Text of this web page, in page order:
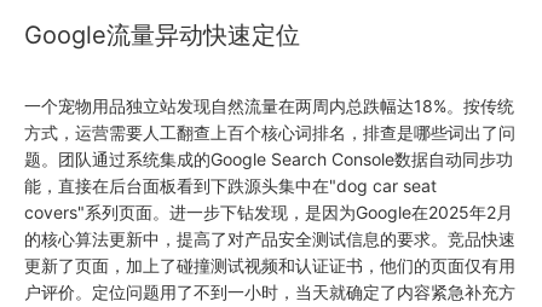
Google流量异动快速定位
一个宠物用品独立站发现自然流量在两周内总跌幅达18%。按传统
方式，运营需要人工翻查上百个核心词排名，排查是哪些词出了问
题。团队通过系统集成的Google Search Console数据自动同步功
能，直接在后台面板看到下跌源头集中在"dog car seat
covers"系列页面。进一步下钻发现，是因为Google在2025年2月
的核心算法更新中，提高了对产品安全测试信息的要求。竞品快速
更新了页面，加上了碰撞测试视频和认证证书，他们的页面仅有用
户评价。定位问题用了不到一小时，当天就确定了内容紧急补充方